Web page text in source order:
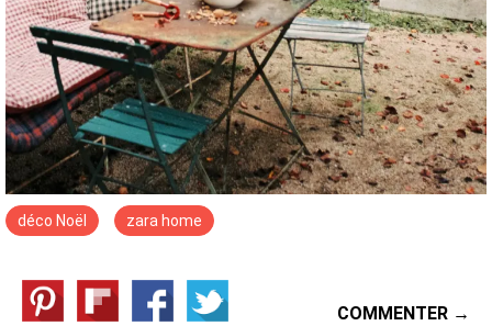
déco Noël zara home
COMMENTER →